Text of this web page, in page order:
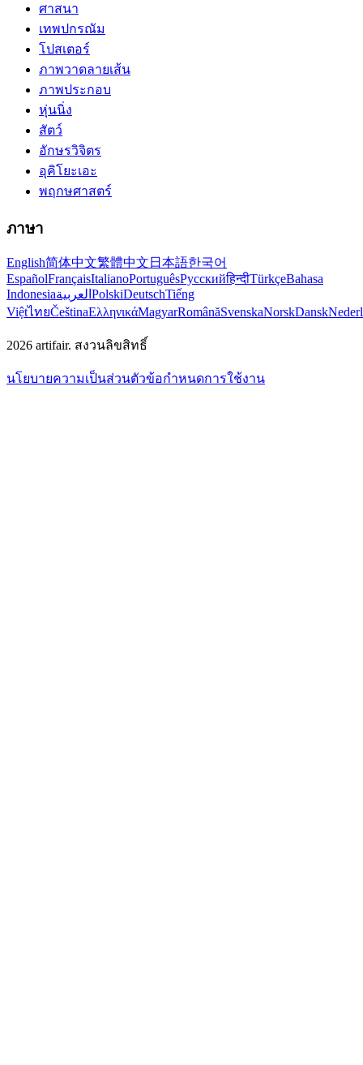
ศาสนา
เทพปกรณัม
โปสเตอร์
ภาพวาดลายเส้น
ภาพประกอบ
หุ่นนิ่ง
สัตว์
อักษรวิจิตร
อุคิโยะเอะ
พฤกษศาสตร์
ภาษา
English简体中文繁體中文 日本語한국어
EspañolFrançaisItalianoPortuguêsРусскийहिन्दीTürkçeBahasa
Indonesiaالعربية PolskiDeutschTiếng
ViệtไทยČeštinaΕλληνικάMagyarRomânăSvenskaNorskDansk
2026 artifair. สงวนลิขสิทธิ์
นโยบายความเป็นส่วนตัวข้อกำหนดการใช้งาน